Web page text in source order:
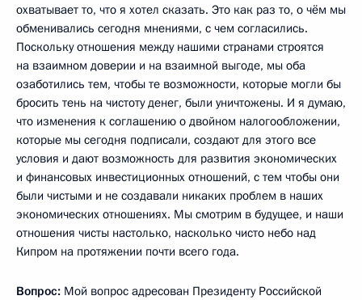
охватывает то, что я хотел сказать. Это как раз то, о чём мы
обменивались сегодня мнениями, с чем согласились.
Поскольку отношения между нашими странами строятся
на взаимном доверии и на взаимной выгоде, мы оба
озаботились тем, чтобы те возможности, которые могли бы
бросить тень на чистоту денег, были уничтожены. И я думаю,
что изменения к соглашению о двойном налогообложении,
которые мы сегодня подписали, создают для этого все
условия и дают возможность для развития экономических
и финансовых инвестиционных отношений, с тем чтобы они
были чистыми и не создавали никаких проблем в наших
экономических отношениях. Мы смотрим в будущее, и наши
отношения чисты настолько, насколько чисто небо над
Кипром на протяжении почти всего года.
Вопрос: Мой вопрос адресован Президенту Российской